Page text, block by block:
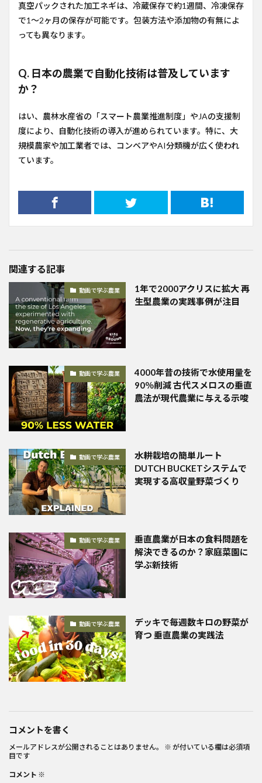
真空パックされた加工ネギは、冷蔵保存で約1週間、冷凍保存
で1〜2ヶ月の保存が可能です。包装方法や添加物の有無によ
っても異なります。
Q. 日本の農業で自動化技術は普及しています
か？
はい、農林水産省の「スマート農業推進制度」やJAの支援制
度により、自動化技術の導入が進められています。特に、大
規模農家や加工業者では、コンベアやAI分類機が広く使われ
ています。
関連する記事
動画で学ぶ農業
1年で2000アクリスに拡大 再
生型農業の実践事例が注目
動画で学ぶ農業
4000年昔の技術で水使用量を
90％削減 古代スメロスの垂直
農法が現代農業に与える示唆
動画で学ぶ農業
水耕栽培の簡単ルート
DUTCH BUCKETシステムで
実現する高収量野菜づくり
動画で学ぶ農業
垂直農業が日本の食料問題を
解決できるのか？家庭菜園に
学ぶ新技術
動画で学ぶ農業
デッキで毎週数キロの野菜が
育つ 垂直農業の実践法
コメントを書く
メールアドレスが公開されることはありません。 ※ が付いている欄は必須項
目です
コメント ※